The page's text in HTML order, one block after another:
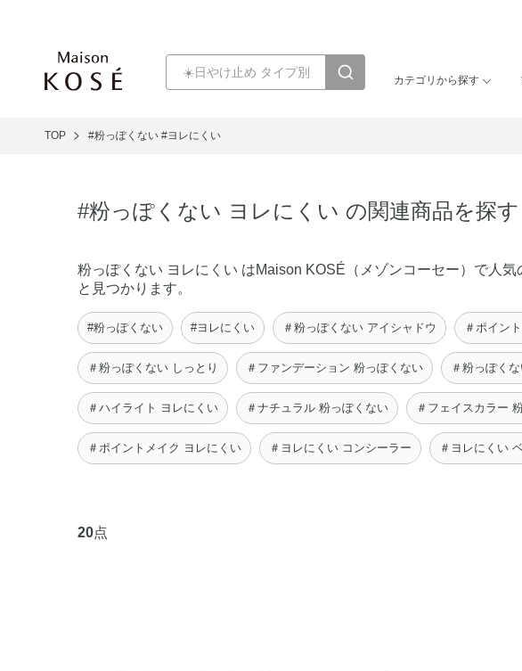
カテゴリから探す
TOP #粉っぽくない #ヨレにくい
#粉っぽくない ヨレにくい の関連商品を探す
粉っぽくない ヨレにくい はMaison KOSÉ（メゾンコーセー）で人
と見つかります。
#粉っぽくない #ヨレにくい ＃粉っぽくない アイシャドウ ＃ポイン
＃粉っぽくない しっとり ＃ファンデーション 粉っぽくない ＃粉っぽく
＃ハイライト ヨレにくい ＃ナチュラル 粉っぽくない ＃フェイスカラー
＃ポイントメイク ヨレにくい ＃ヨレにくい コンシーラー ＃ヨレにくい
20点